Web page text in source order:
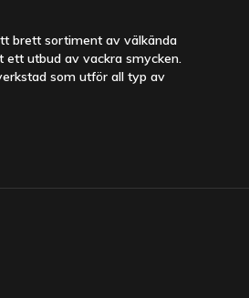
brett sortiment av välkända
ett utbud av vackra smycken.
som utför all typ av